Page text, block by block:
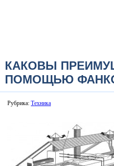
КАКОВЫ
ПОМОЩЬЮ
Рубрика: Техника